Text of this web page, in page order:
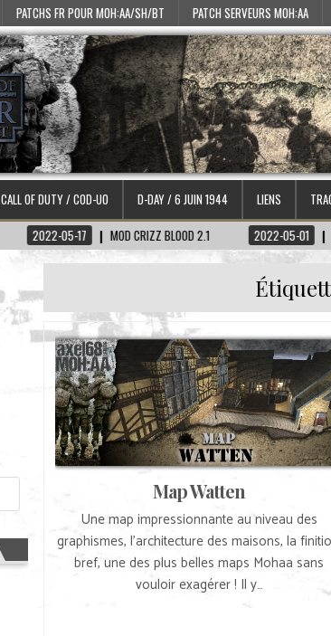
PATCHS FR POUR MOH:AA/SH/BT PATCH SERVEURS MOH:AA
CALL OF DUTY / COD-UO D-DAY / 6 JUIN 1944 LIENS
2022-05-17 MOD CRIZZ BLOOD 2.1 2022-05-01 SKIN
Map Watten
Une map impressionnante au niveau des
graphismes, l’architecture des maisons, la
bref, une des plus belles maps Mohaa sans
vouloir exagérer ! Il y…